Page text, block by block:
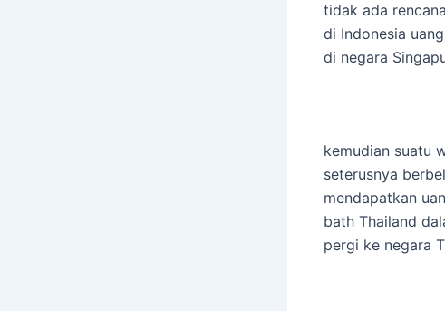
tidak ada
di Indonesia
di negara
kemudian suatu
seterusnya
mendapatkan
bath Thailand
pergi ke negara